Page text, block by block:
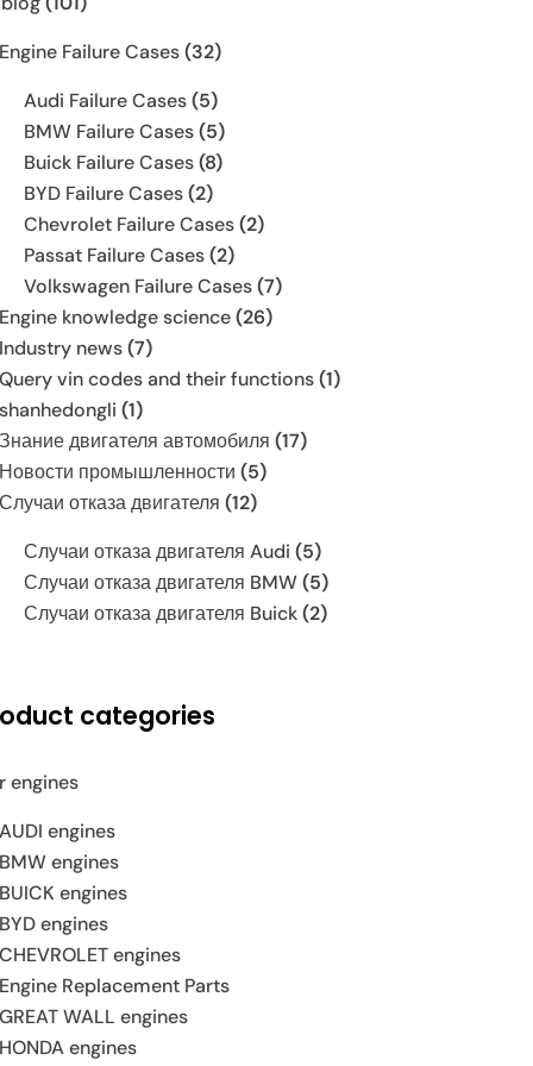
Engine Failure Cases(32)
Audi Failure Cases(5)
BMW Failure Cases(5)
Buick Failure Cases(8)
BYD Failure Cases(2)
Chevrolet Failure Cases(2)
Passat Failure Cases(2)
Volkswagen Failure Cases(7)
Engine knowledge science(26)
Industry news(7)
Query vin codes and their functions(1)
shanhedongli (1)
Знание двигателя автомобиля (17)
Новости промышленности (5)
Случаи отказа двигателя (12)
Случаи отказа двигателя Audi (5)
Случаи отказа двигателя BMW(5)
Случаи отказа двигателя Buick(2)
categories
engines
AUDI engines
BMW engines
BUICK engines
BYD engines
CHEVROLET engines
Engine Replacement Parts
GREAT WALL engines
HONDA engines